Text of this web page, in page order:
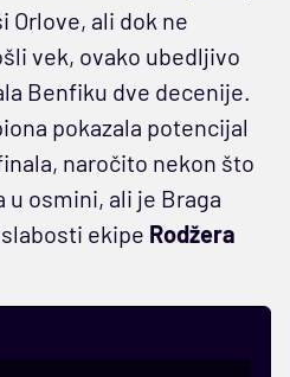
Orlove, ali dok ne
vek, ovako ubedljivo
Benfiku dve decenije.
pokazala potencijal
naročito nekon što
u osmini, ali je Braga
ekipe Rodžera